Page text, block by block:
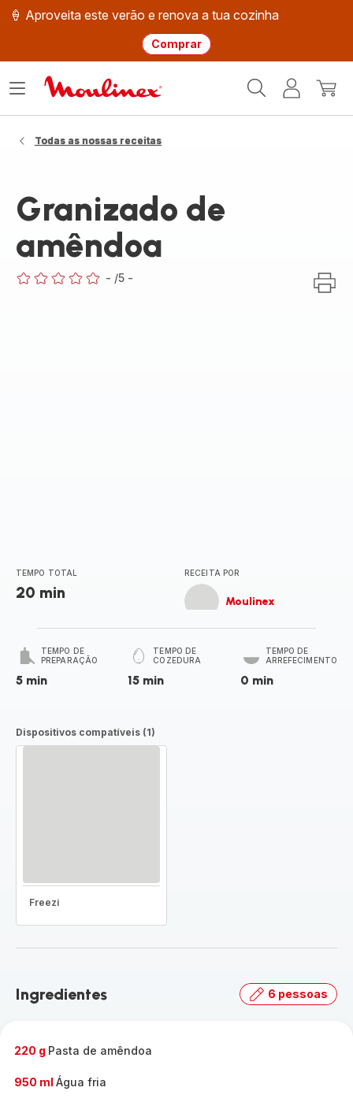
🍦 Aproveita este verão e renova a tua cozinha
Comprar
Moulinex
O
Abrir
Todas as nossas receitas
Granizado de
amêndoa
- /5 -
TEMPO TOTAL
20 min
RECEITA POR
Moulinex
TEMPO DE
PREPARAÇÃO
5 min
TEMPO DE
COZEDURA
15 min
TEMPO DE
ARREFECIMENTO
0 min
Dispositivos compatíveis (1)
Freezi
Ingredientes 6 pessoas
220 g Pasta de amêndoa
950 ml Água fria